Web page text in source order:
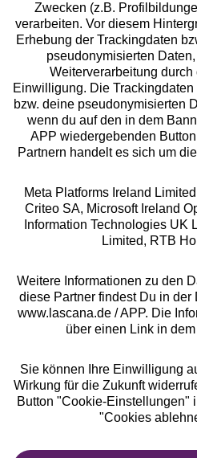
Beratung
Über uns
Rechtliches
Alle Preise inkl. MwSt., zzgl.
Versandkosten
** Bonität vorausgesetzt, berechtigt zur
Zwecken (z.B.
verarbeiten. Vor diesem
Erhebung der Trackingdaten
pseudonymisierten
Weiterverarbeitung
Einwilligung. Die
bzw. deine pseudonymisierten
wenn du auf den in dem
APP wiedergebenden Button
Partnern handelt es sich um
Meta Platforms Ireland
Criteo SA, Microsoft Ireland
Information Technologies UK
Limited, RTB
Weitere Informationen zu den
diese Partner findest Du in der
www.lascana.de / APP. Die
über einen Link in
Sie können Ihre Einwilligung
Wirkung für die Zukunft
Button "Cookie-Einstellungen"
"Cookies